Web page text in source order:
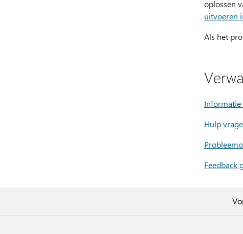
oplossen
uitvoeren
Als het
Informatie
Hulp
Feedback